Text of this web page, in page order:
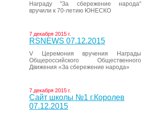
Награду "За сбережение народа"
вручили к 70-летию ЮНЕСКО
7 декабря 2015 г.
RSNEWS 07.12.2015
V Церемония вручения Награды
Общероссийского Общественного
Движения «За сбережение народа»
7 декабря 2015 г.
Сайт школы №1 г.Королев
07.12.2015